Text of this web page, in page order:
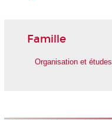
Famille
Organisation et études